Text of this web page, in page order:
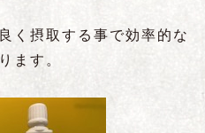
く摂取する事で効率的な
ます。